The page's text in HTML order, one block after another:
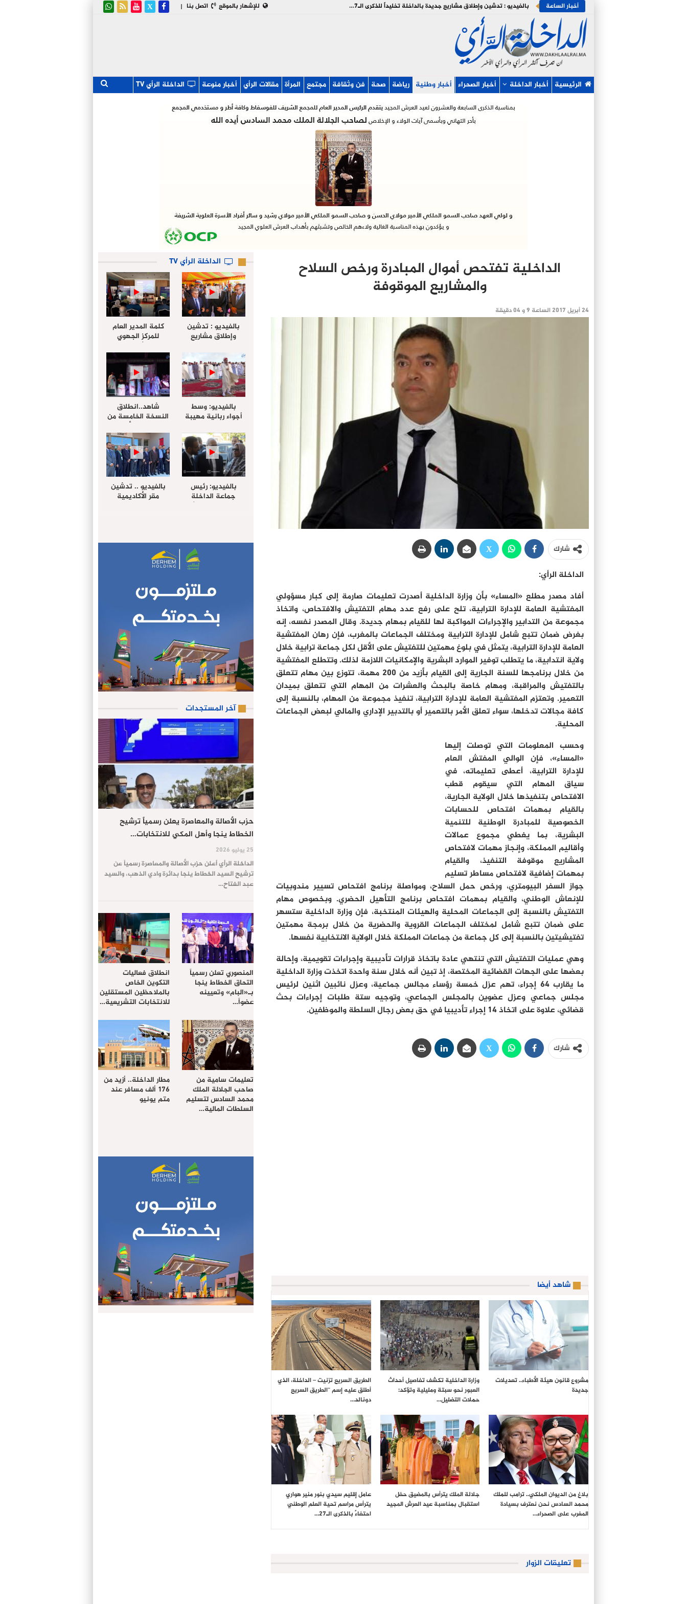
| اتصل بنا للإشهار بالموقع أخبار الساعة بالفيديو : تدشين وإطلاق مشاريع جديدة بالداخلة تخليداً للذكرى الـ27 لعيد العرش
الرئيسية أخبار الداخلة أخبار الصحراء أخبار وطنية رياضة صحة فن وثقافة مجتمع المرأة مقالات الرأي أخبار منوعة الداخلة الرأي TV
الداخلية تفتحص أموال المبادرة ورخص السلاح
والمشاريع الموقوفة‎
24 أبريل 2017 الساعة 9 و 04 دقيقة
شارك
الداخلة الرأي:
أفاد مصدر مطلع «المساء» بأن وزارة الداخلية أصدرت تعليمات صارمة إلى كبار مسؤولي
المفتشية العامة للإدارة الترابية، تلح على رفع عدد مهام التفتيش والافتحاص، واتخاذ
مجموعة من التدابير والإجراءات المواكبة لها للقيام بمهام جديدة. وقال المصدر نفسه، إنه
بغرض ضمان تتبع شامل للإدارة الترابية ومختلف الجماعات بالمغرب، فإن رهان المفتشية
العامة للإدارة الترابية، يتمثل في بلوغ مهمتين للتفتيش على الأقل لكل جماعة ترابية خلال
ولاية انتدابية، ما يتطلب توفير الموارد البشرية والإمكانيات اللازمة لذلك. وتتطلع المفتشية
من خلال برنامجها للسنة الجارية إلى القيام بأزيد من 200 مهمة، تتوزع بين مهام تتعلق
بالتفتيش والمراقبة، ومهام خاصة بالبحث والعشرات من المهام التي تتعلق بميدان
التعمير. وتعتزم المفتشية العامة للإدارة الترابية، تنفيذ مجموعة من المهام، بالنسبة إلى
كافة مجالات تدخلها، سواء تعلق الأمر بالتعمير أو بالتدبير الإداري والمالي لبعض الجماعات
المحلية.
وحسب المعلومات التي توصلت إليها
«المساء»، فإن الوالي المفتش العام
للإدارة الترابية، أعطى تعليماته، في
سياق المهام التي سيقوم قطب
الافتحاص بتنفيذها خلال الولاية الجارية،
بالقيام بمهمات افتحاص للحسابات
الخصوصية للمبادرة الوطنية للتنمية
البشرية، بما يغطي مجموع عمالات
وأقاليم المملكة، وإنجاز مهمات لافتحاص
المشاريع موقوفة التنفيذ، والقيام
بمهمات إضافية لافتحاص مساطر تسليم
جواز السفر البيومتري، ورخص حمل السلاح، ومواصلة برنامج افتحاص تسيير مندوبيات
للإنعاش الوطني، والقيام بمهمات افتحاص برنامج التأهيل الحضري. وبخصوص مهام
التفتيش بالنسبة إلى الجماعات المحلية والهيئات المنتخبة، فإن وزارة الداخلية ستسهر
على ضمان تتبع شامل لمختلف الجماعات القروية والحضرية من خلال برمجة مهمتين
تفتيشيتين بالنسبة إلى كل جماعة من جماعات المملكة خلال الولاية الانتخابية نفسها.
وهي عمليات التفتيش التي تنتهي عادة باتخاذ قرارات تأديبية وإجراءات تقويمية، وإحالة
بعضها على الجهات القضائية المختصة، إذ تبين أنه خلال سنة واحدة اتخذت وزارة الداخلية
ما يقارب 64 إجراء، تهم عزل خمسة رؤساء مجالس جماعية، وعزل نائبين اثنين لرئيس
مجلس جماعي وعزل عضوين بالمجلس الجماعي، وتوجيه ستة طلبات إجراءات بحث
قضائي، علاوة على اتخاذ 14 إجراء تأديبيا في حق بعض رجال السلطة والموظفين.
شارك
شاهد أيضا
مشروع قانون هيئة الأطباء.. تعديلات
جديدة
وزارة الداخلية تكشف تفاصيل أحداث
العبور نحو سبتة ومليلية وتؤكد:
حملات التضليل…
الطريق السريع تزنيت – الداخلة، الذي
أطلق عليه إسم “الطريق السريع
دونالد…
بلاغ من الديوان الملكي.. ترامب للملك
محمد السادس نحن نعترف بسيادة
المغرب على الصحراء…
جلالة الملك يترأس بالمضيق حفل
استقبال بمناسبة عيد العرش المجيد
عامل إقليم سيدي بنور منير هواري
يترأس مراسم تحية العلم الوطني
احتفاءً بالذكرى الـ27…
تعليقات الزوار
الداخلة الرأي TV
بالفيديو : تدشين
وإطلاق مشاريع
لعيد العرش
كلمة المدير العام
للمركز الجهوي
للإستثمار خلال
أشغال لإجتماع
التقييمي للجنة
الجهوية الموحد
لإستثمار بجهة
الداخلة…
بالفيديو: وسط
أجواء ربانية مهيبة
علي خليل ” يؤدي
صلاة عيد الفطر مع
جموع المصلين
شاهد..انطلاق
النسخة الخامسة من
مهرجان “الأمداح
النبوية” المنظم من
طرف مجلس جهة
الداخلة وادي الذهب
بالفيديو: رئيس
جماعة الداخلة
الراغب حرمة الله
الامريكية
بالفيديو .. تدشين
مقر الأكاديمية
آخر المستجدات
حزب الأصالة والمعاصرة يعلن رسمياً ترشيح
الخطاط ينجا وأهل المكي للانتخابات…
25 يوليو 2026
الداخلة الرأي أعلن حزب الأصالة والمعاصرة رسمياً عن
ترشيح السيد الخطاط ينجا بدائرة وادي الذهب، والسيد
عبد الفتاح…
المنصوري تعلن رسمياً
التحاق الخطاط ينجا
بـ«البام» وتعيينه
عضواً…
انطلاق فعاليات
التكوين الخاص
بالملاحظين المستقلين
للانتخابات التشريعية…
تعليمات سامية من
صاحب الجلالة الملك
محمد السادس لتسليم
السلطات المالية…
مطار الداخلة.. أزيد من
176 ألف مسافر عند
متم يونيو